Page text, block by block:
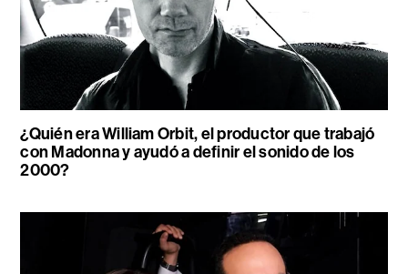
¿Quién era William Orbit, el productor que trabajó
con Madonna y ayudó a definir el sonido de los
2000?